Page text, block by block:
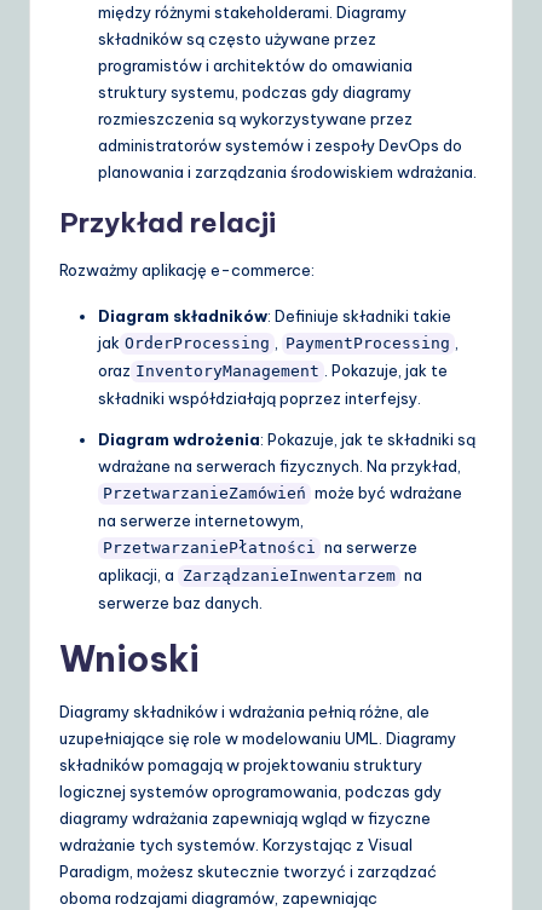
między różnymi stakeholderami. Diagramy
składników są często używane przez
programistów i architektów do omawiania
struktury systemu, podczas gdy diagramy
rozmieszczenia są wykorzystywane przez
administratorów systemów i zespoły DevOps do
planowania i zarządzania środowiskiem wdrażania.
Przykład relacji
Rozważmy aplikację e-commerce:
Diagram składników: Definiuje składniki takie
jak OrderProcessing , PaymentProcessing ,
oraz InventoryManagement . Pokazuje, jak te
składniki współdziałają poprzez interfejsy.
Diagram wdrożenia: Pokazuje, jak te składniki są
wdrażane na serwerach fizycznych. Na przykład,
PrzetwarzanieZamówień może być wdrażane
na serwerze internetowym,
PrzetwarzaniePłatności na serwerze
aplikacji, a ZarządzanieInwentarzem na
serwerze baz danych.
Wnioski
Diagramy składników i wdrażania pełnią różne, ale
uzupełniające się role w modelowaniu UML. Diagramy
składników pomagają w projektowaniu struktury
logicznej systemów oprogramowania, podczas gdy
diagramy wdrażania zapewniają wgląd w fizyczne
wdrażanie tych systemów. Korzystając z Visual
Paradigm, możesz skutecznie tworzyć i zarządzać
oboma rodzajami diagramów, zapewniając